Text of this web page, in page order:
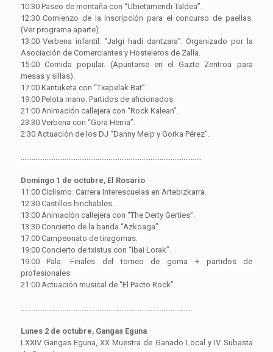
10:30 Paseo de montaña con “Ubietamendi Taldea”.
12:30 Comienzo de la inscripción para el concurso de paellas.
(Ver programa aparte).
13:00 Verbena infantil. “Jalgi hadi dantzara”. Organizado por la
Asociación de Comerciantes y Hosteleros de Zalla.
15:00 Comida popular. (Apuntarse en el Gazte Zentroa para
mesas y sillas).
17:00 Kantuketa con “Txapelak Bat”.
19:00 Pelota mano. Partidos de aficionados.
21:00 Animación callejera con “Rock Kalean”.
23:30 Verbena con “Gora Herria”.
2:30 Actuación de los DJ “Danny Meip y Gorka Pérez”.
...................................................................................................
Domingo 1 de octubre, El Rosario
11:00 Ciclismo. Carrera Interescuelas en Artebizkarra.
12:30 Castillos hinchables.
13:00 Animación callejera con “The Derty Gerties”.
13:30 Concierto de la banda “Azkoaga”.
17:00 Campeonato de tiragomas.
19:00 Concierto de txistus con “Ibai Lorak”.
19:00 Pala. Finales del torneo de goma + partidos de
profesionales
21:00 Actuación musical de “El Pacto Rock”.
..............................................................................................
Lunes 2 de octubre, Gangas Eguna
LXXIV Gangas Eguna, XX Muestra de Ganado Local y IV Subasta